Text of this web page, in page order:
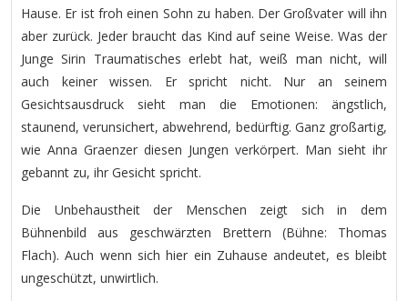
Hause. Er ist froh einen Sohn zu haben. Der Großvater will ihn
aber zurück. Jeder braucht das Kind auf seine Weise. Was der
Junge Sirin Traumatisches erlebt hat, weiß man nicht, will
auch keiner wissen. Er spricht nicht. Nur an seinem
Gesichtsausdruck sieht man die Emotionen: ängstlich,
staunend, verunsichert, abwehrend, bedürftig. Ganz großartig,
wie Anna Graenzer diesen Jungen verkörpert. Man sieht ihr
gebannt zu, ihr Gesicht spricht.
Die Unbehaustheit der Menschen zeigt sich in dem
Bühnenbild aus geschwärzten Brettern (Bühne: Thomas
Flach). Auch wenn sich hier ein Zuhause andeutet, es bleibt
ungeschützt, unwirtlich.